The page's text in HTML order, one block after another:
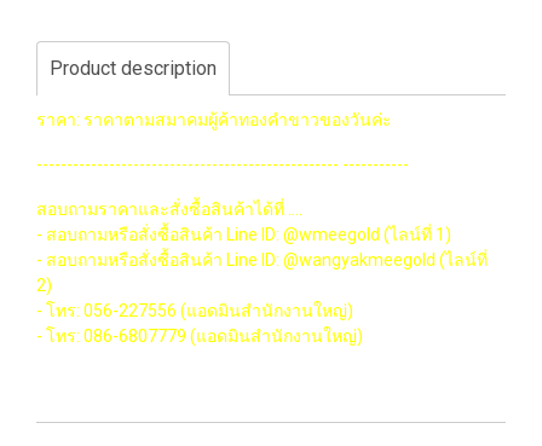
Product description
ราคา: ราคาตามสมาคมผู้ค้าทองคำขาวของวันค่ะ
-------------------------------------------------- -----------
สอบถามราคาและสั่งซื้อสินค้าได้ที่ ....
- สอบถามหรือสั่งซื้อสินค้า Line ID: @wmeegold (ไลน์ที่ 1)
- สอบถามหรือสั่งซื้อสินค้า Line ID: @wangyakmeegold (ไลน์ที่
2)
- โทร: 056-227556 (แอดมินสำนักงานใหญ่)
- โทร: 086-6807779 (แอดมินสำนักงานใหญ่)